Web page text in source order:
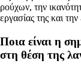
ρούχων, την
εργασίας της και
Ποια είναι η
στη θέση της